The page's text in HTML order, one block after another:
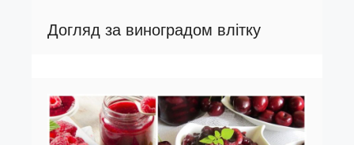
Догляд за виноградом влітку